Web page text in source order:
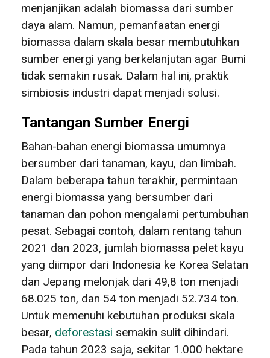
menjanjikan adalah biomassa dari sumber
daya alam. Namun, pemanfaatan energi
biomassa dalam skala besar membutuhkan
sumber energi yang berkelanjutan agar Bumi
tidak semakin rusak. Dalam hal ini, praktik
simbiosis industri dapat menjadi solusi.
Tantangan Sumber Energi
Bahan-bahan energi biomassa umumnya
bersumber dari tanaman, kayu, dan limbah.
Dalam beberapa tahun terakhir, permintaan
energi biomassa yang bersumber dari
tanaman dan pohon mengalami pertumbuhan
pesat. Sebagai contoh, dalam rentang tahun
2021 dan 2023, jumlah biomassa pelet kayu
yang diimpor dari Indonesia ke Korea Selatan
dan Jepang melonjak dari 49,8 ton menjadi
68.025 ton, dan 54 ton menjadi 52.734 ton.
Untuk memenuhi kebutuhan produksi skala
besar, deforestasi semakin sulit dihindari.
Pada tahun 2023 saja, sekitar 1.000 hektare